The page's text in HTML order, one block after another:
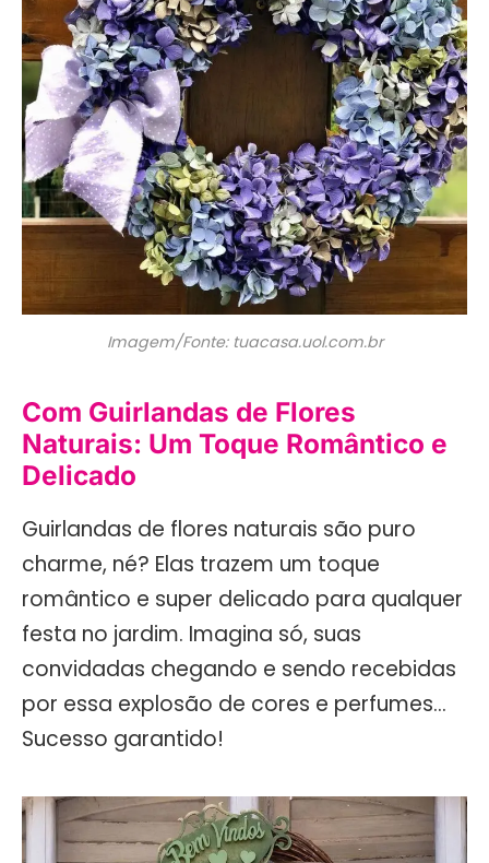
Imagem/Fonte: tuacasa.uol.com.br
Com Guirlandas de Flores
Naturais: Um Toque Romântico e
Delicado
Guirlandas de flores naturais são puro
charme, né? Elas trazem um toque
romântico e super delicado para qualquer
festa no jardim. Imagina só, suas
convidadas chegando e sendo recebidas
por essa explosão de cores e perfumes…
Sucesso garantido!